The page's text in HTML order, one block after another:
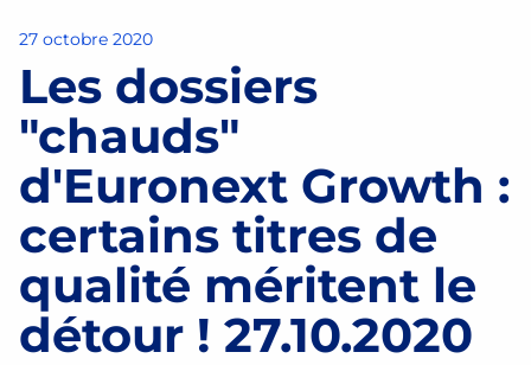
27 octobre 2020
Les dossiers
"chauds"
d'Euronext Growth :
certains titres de
qualité méritent le
détour ! 27.10.2020